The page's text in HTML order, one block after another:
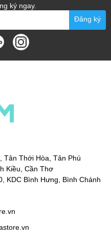
ký ngay.
Đăng ký
Tân Thới Hòa, Tân Phú
Kiều, Cần Thơ
KDC Bình Hưng, Bình Chánh